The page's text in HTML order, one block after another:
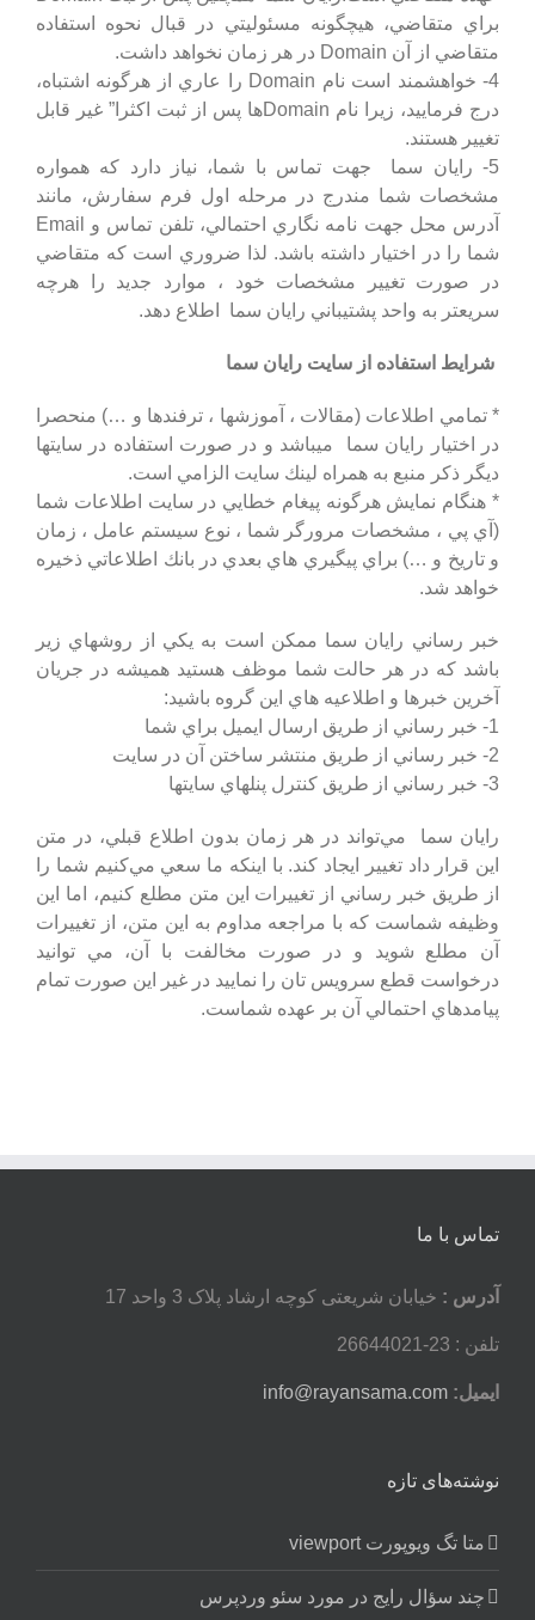
براي متقاضي، هيچگونه مسئوليتي در قبال نحوه استفاده
متقاضي از آن Domain در هر زمان نخواهد داشت.
4- خواهشمند است نام Domain را عاري از هرگونه اشتباه،
درج فرماييد، زيرا نام Domainها پس از ثبت اكثرا” غير قابل
تغيير هستند.
5-
رایان سما
جهت تماس با شما، نياز دارد كه همواره
مشخصات شما مندرج در مرحله اول فرم سفارش، مانند
آدرس محل جهت نامه نگاري احتمالي، تلفن تماس و Email
شما را در اختيار داشته باشد. لذا ضروري است كه متقاضي
در صورت تغيير مشخصات خود ، موارد جديد را هرچه
سريعتر به واحد پشتيباني رایان سما اطلاع دهد.
شرايط استفاده از سايت رایان سما
* تمامي اطلاعات (مقالات ، آموزشها ، ترفندها و …) منحصرا
در اختيار رایان سما
ميباشد و در صورت استفاده در سايتها
ديگر ذكر منبع به همراه لينك سايت الزامي است.
* هنگام نمايش هرگونه پيغام خطايي در سايت اطلاعات شما
(آي پي ، مشخصات مرورگر شما ، نوع سيستم عامل ، زمان
و تاريخ و …) براي پيگيري هاي بعدي در بانك اطلاعاتي ذخيره
خواهد شد.
خبر رساني رایان سما ممكن است به يكي از روشهاي زير
باشد كه در هر حالت شما موظف هستيد هميشه در جريان
آخرين خبرها و اطلاعيه هاي اين گروه باشيد:
1- خبر رساني از طريق ارسال ايميل براي شما
2- خبر رساني از طريق منتشر ساختن آن در سايت
3- خبر رساني از طريق كنترل پنلهاي سايتها
رایان سما
مي‌تواند در هر زمان بدون اطلاع قبلي، در متن
اين قرار داد تغيير ايجاد کند. با اينکه ما سعي مي‌کنيم شما را
از طريق خبر رساني از تغييرات اين متن مطلع کنيم، اما اين
وظيفه شماست که با مراجعه مداوم به اين متن، از تغييرات
آن مطلع شويد و در صورت مخالفت با آن، مي توانيد
درخواست قطع سرويس تان را نماييد در غير اين صورت تمام
پيامدهاي احتمالي آن بر عهده شماست.
تماس با ما
آدرس : خیابان شریعتی کوچه ارشاد پلاک 3 واحد 17
تلفن : 23-26644021
ایمیل: info@rayansama.com
نوشته‌های تازه
متا تگ ویوپورت viewport
چند سؤال رایج در مورد سئو وردپرس